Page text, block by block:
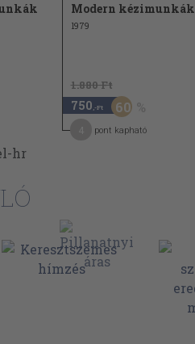
Modern kézimunkák
1979
1.880 Ft
750 ,-Ft 60
pont kapható